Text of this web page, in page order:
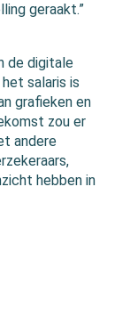
geraakt.”
de digitale
salaris is
grafieken en
zou er
andere
hebben in